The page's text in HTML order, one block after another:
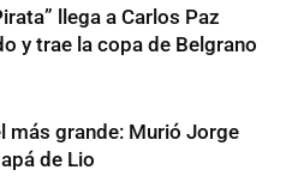
llega a Carlos Paz
y trae la copa de Belgrano
más grande: Murió Jorge
de Lio